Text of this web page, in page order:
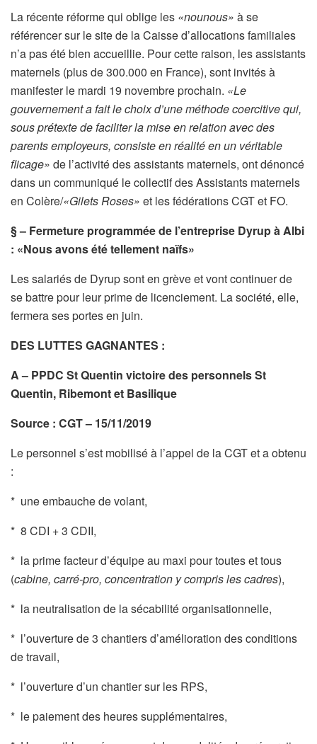
La récente réforme qui oblige les «nounous» à se
référencer sur le site de la Caisse d’allocations familiales
n’a pas été bien accueillie. Pour cette raison, les assistants
maternels (plus de 300.000 en France), sont invités à
manifester le mardi 19 novembre prochain. «Le
gouvernement a fait le choix d’une méthode coercitive qui,
sous prétexte de faciliter la mise en relation avec des
parents employeurs, consiste en réalité en un véritable
flicage» de l’activité des assistants maternels, ont dénoncé
dans un communiqué le collectif des Assistants maternels
en Colère/«Gilets Roses» et les fédérations CGT et FO.
§ – Fermeture programmée de l’entreprise Dyrup à Albi
: «Nous avons été tellement naïfs»
Les salariés de Dyrup sont en grève et vont continuer de
se battre pour leur prime de licenciement. La société, elle,
fermera ses portes en juin.
DES LUTTES GAGNANTES :
A – PPDC St Quentin victoire des personnels St
Quentin, Ribemont et Basilique
Source : CGT – 15/11/2019
Le personnel s’est mobilisé à l’appel de la CGT et a obtenu
:
* une embauche de volant,
* 8 CDI + 3 CDII,
* la prime facteur d’équipe au maxi pour toutes et tous
(cabine, carré-pro, concentration y compris les cadres),
* la neutralisation de la sécabilité organisationnelle,
* l’ouverture de 3 chantiers d’amélioration des conditions
de travail,
* l’ouverture d’un chantier sur les RPS,
* le paiement des heures supplémentaires,